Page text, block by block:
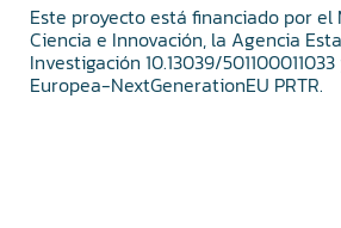
Este proyecto está financiado por el
Ciencia e Innovación, la Agencia
Investigación 10.13039/
Europea-NextGenerationEU PRTR.